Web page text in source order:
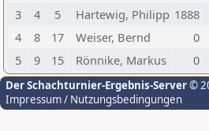
3
4 5 Hartewig, Philipp 1888
4
8 17 Weiser, Bernd 0
5
9 15 Rönnike, Markus 0
Der Schachturnier-Ergebnis-Server©
Impressum / Nutzungsbedingungen